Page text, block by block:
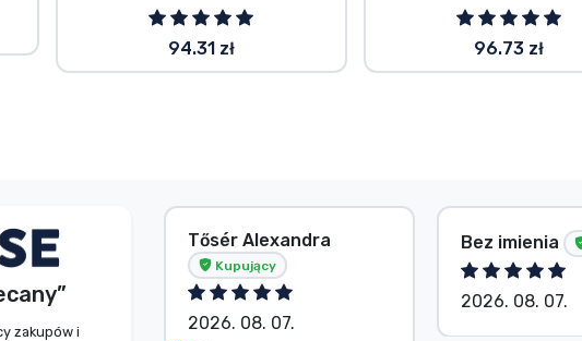
94.31 zł 96.73 zł
zakupów i
Kupujący Tősér Alexandra
Kupujący
2026. 08. 07.
Bez imienia
2026. 08. 07.